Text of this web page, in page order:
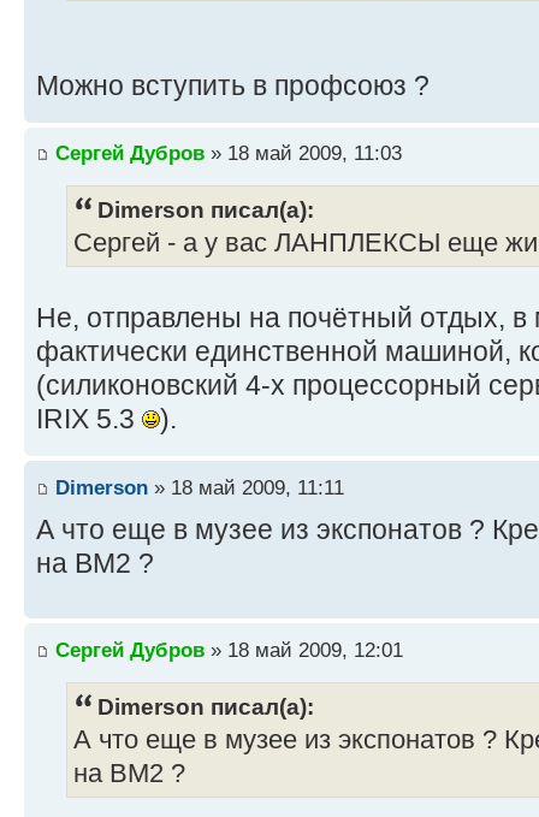
Можно вступить в профсоюз ?
Сергей Дубров » 18 май 2009, 11:03
Dimerson писал(а):
Сергей - а у вас ЛАНПЛЕКСЫ еще
Не, отправлены на почётный отдых, в
фактически единственной машиной,
(силиконовский 4-х процессорный
IRIX 5.3
).
Dimerson » 18 май 2009, 11:11
А что еще в музее из экспонатов ?
на ВМ2 ?
Сергей Дубров » 18 май 2009, 12:01
Dimerson писал(а):
А что еще в музее из экспонатов ?
на ВМ2 ?